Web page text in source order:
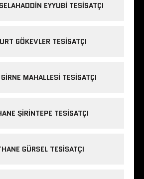
EYYUBI TESISATÇI
GÖKEVLER TESISATÇI
MAHALLESI TESISATÇI
ŞIRINTEPE TESISATÇI
GÜRSEL TESISATÇI